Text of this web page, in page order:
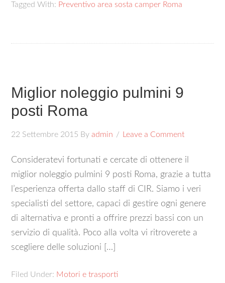
Tagged With: Preventivo area sosta camper Roma
Miglior noleggio pulmini 9
posti Roma
22 Settembre 2015 Byadmin Leave a Comment
Consideratevi fortunati e cercate di ottenere il
miglior noleggio pulmini 9 posti Roma, grazie a tutta
l’esperienza offerta dallo staff di CIR. Siamo i veri
specialisti del settore, capaci di gestire ogni genere
di alternativa e pronti a offrire prezzi bassi con un
servizio di qualità. Poco alla volta vi ritroverete a
scegliere delle soluzioni […]
Filed Under: Motori e trasporti